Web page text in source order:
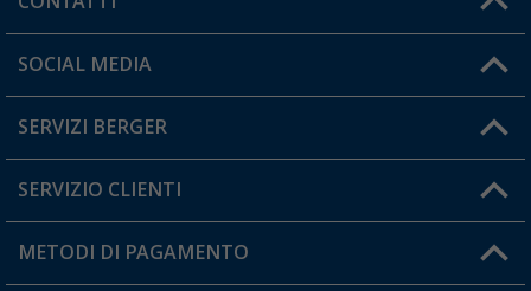
Orari di apertura del servizio:
Hai una domanda?
SOCIAL MEDIA
SERVIZI BERGER
Diventare rivenditori
Il mio Account
SERVIZIO CLIENTI
Informazioni sulla spedizione
METODI DI PAGAMENTO